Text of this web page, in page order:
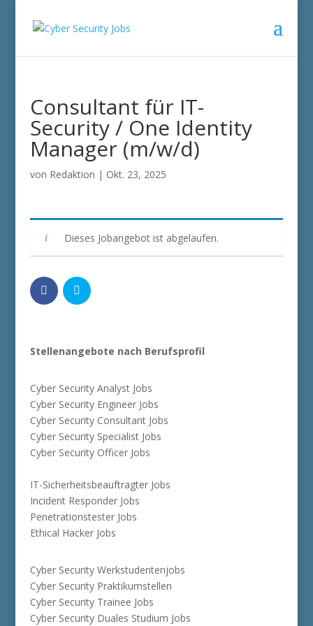
Consultant für IT-
Security / One Identity
Manager (m/w/d)
von Redaktion | Okt. 23, 2025
Dieses Jobangebot ist abgelaufen.
Stellenangebote nach Berufsprofil
Cyber Security Analyst Jobs
Cyber Security Engineer Jobs
Cyber Security Consultant Jobs
Cyber Security Specialist Jobs
Cyber Security Officer Jobs
IT-Sicherheitsbeauftragter Jobs
Incident Responder Jobs
Penetrationstester Jobs
Ethical Hacker Jobs
Cyber Security Werkstudentenjobs
Cyber Security Praktikumstellen
Cyber Security Trainee Jobs
Cyber Security Duales Studium Jobs